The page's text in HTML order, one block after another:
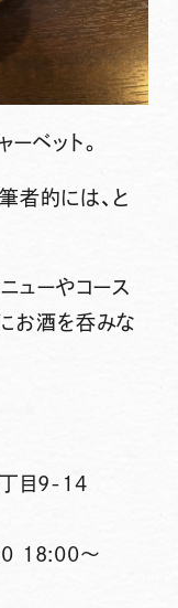
ベット。
者的には、と
ューやコース
お酒を呑みな
丁目9-14
18:00～